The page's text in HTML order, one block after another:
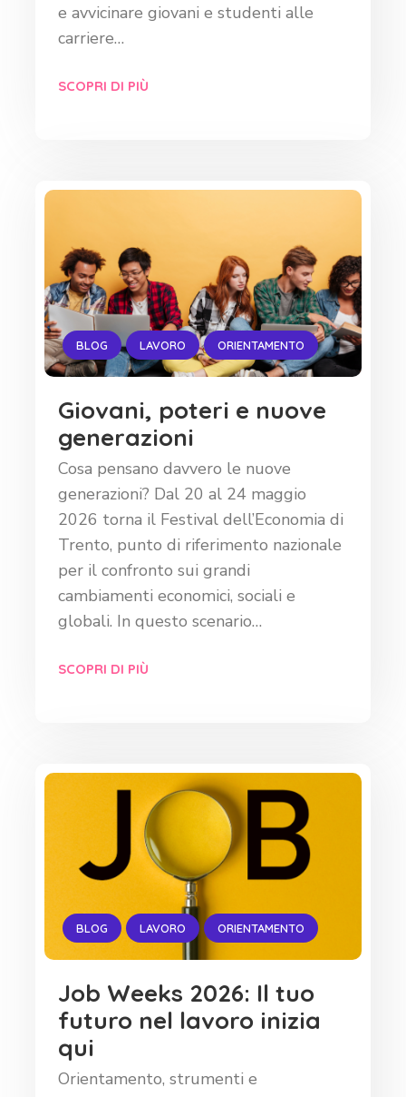
e avvicinare giovani e studenti alle
carriere…
SCOPRI DI PIÙ
BLOG LAVORO ORIENTAMENTO
Giovani, poteri e nuove
generazioni
Cosa pensano davvero le nuove
generazioni? Dal 20 al 24 maggio
2026 torna il Festival dell’Economia di
Trento, punto di riferimento nazionale
per il confronto sui grandi
cambiamenti economici, sociali e
globali. In questo scenario…
SCOPRI DI PIÙ
BLOG LAVORO ORIENTAMENTO
Job Weeks 2026: Il tuo
futuro nel lavoro inizia
qui
Orientamento, strumenti e